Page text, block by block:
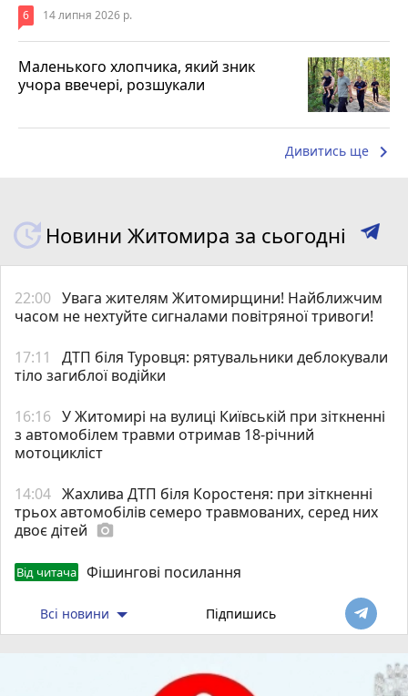
6 14 липня 2026 р.
Маленького хлопчика, який зник
учора ввечері, розшукали
Дивитись ще keyboard_arrow_right
Новини Житомира за сьогодні
22:00 Увага жителям Житомирщини! Найближчим
часом не нехтуйте сигналами повітряної тривоги!
17:11
ДТП біля Туровця: рятувальники деблокували
тіло загиблої водійки
16:16 У Житомирі на вулиці Київській при зіткненні
з автомобілем травми отримав 18-річний
мотоцикліст
14:04 Жахлива ДТП біля Коростеня: при зіткненні
трьох автомобілів семеро травмованих, серед них
двоє дітей photo_camera
Від читача Фішингові посилання
Всі новини Підпишись